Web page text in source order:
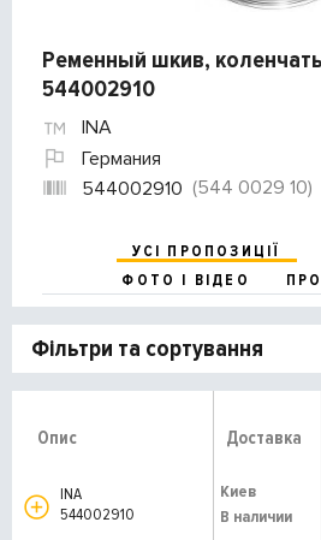
Ременный шкив,
544002910
INA
Германия
544002910 (544 0029 10)
УСІ ПРОПОЗИЦІЇ
ФОТО І ВІДЕО
Фільтри та сортування
Опис Доставка
INA
544002910
Киев
В наличии